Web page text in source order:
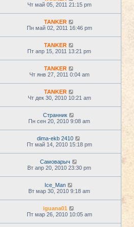
Чт май 05, 2011 21:15 pm
TANKER
Пн май 02, 2011 16:46 pm
TANKER
Пт апр 15, 2011 13:21 pm
TANKER
Чт янв 27, 2011 0:04 am
TANKER
Чт дек 30, 2010 10:21 am
Странник
Пн сен 20, 2010 9:08 am
dima-ekb 2410
Пт май 14, 2010 15:18 pm
Самоварыч
Вт апр 20, 2010 23:30 pm
Ice_Man
Вт мар 30, 2010 9:18 am
iguana01
Пт мар 26, 2010 10:05 am